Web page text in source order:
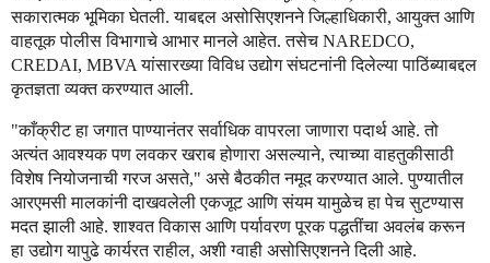
सकारात्मकभूमिकाघेतली.याबद्दलअसोसिएशननेजिल्हाधिकारी, आयुक्तआणि
वाहतूकपोलीसविभागाचेआभारमानलेआहेत.तसेच NAREDCO,
CREDAI, MBVAयांसारख्याविविधउद्योगसंघटनांनीदिलेल्यापाठिंब्याबद्दल
कृतज्ञताव्यक्तकरण्यातआली.
"काँक्रीटहाजगातपाण्यानंतरसर्वाधिकवापरलाजाणारापदार्थआहे.तो
अत्यंतआवश्यकपणलवकरखराबहोणाराअसल्याने,त्याच्यावाहतुकीसाठी
विशेषनियोजनाचीगरजअसते," असेबैठकीतनमूदकरण्यातआले.पुण्यातील
आरएमसीमालकांनीदाखवलेलीएकजूटआणिसंयमयामुळेचहापेचसुटण्यास
मदतझालीआहे.शाश्वतविकासआणिपर्यावरणपूरकपद्धतींचाअवलंबकरून
हाउद्योगयापुढेकार्यरतराहील, अशीग्वाहीअसोसिएशननेदिलीआहे.